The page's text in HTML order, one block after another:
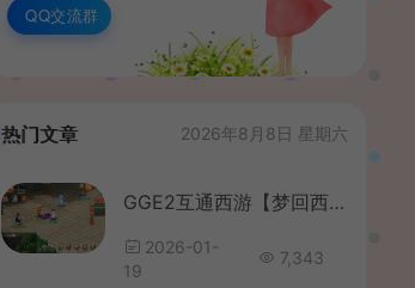
QQ交流群
热门文章 2026年8月8日 星期六
GGE2互通西游【梦回西游赛季服】最新整理Win系服务端+安卓PC双端互通+GM工具+全套源码+详细搭建教程+通用视频教程
2026-01-
19
7,343